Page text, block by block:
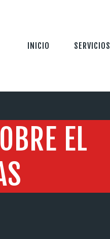
INICIO SERVICIOS
EL